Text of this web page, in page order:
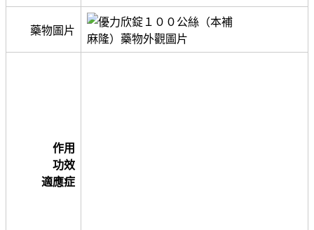
藥物圖片
作用
功效
適應症